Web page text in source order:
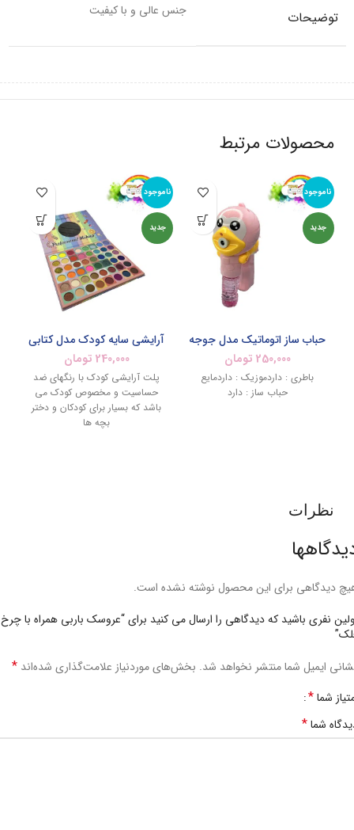
توضیحات جنس عالی و با کیفیت
محصولات مرتبط
ناموجود
جدید
حباب ساز اتوماتیک مدل جوجه
250,000 تومان
باطری : داردموزیک : داردمایع
حباب ساز : دارد
ناموجود
جدید
آرایشی سایه کودک مدل کتابی
240,000 تومان
پلت آرایشی کودک با رنگهای ضد
حساسیت و مخصوص کودک می
باشد که بسیار برای کودکان و دختر
بچه ها
نظرات
دیدگاهی برای این محصول نوشته نشده است.
نفری باشید که دیدگاهی را ارسال می کنید برای “عروسک باربی همراه با چرخ
ایمیل شما منتشر نخواهد شد. بخش‌های موردنیاز علامت‌گذاری شده‌اند *
شما*
شما*